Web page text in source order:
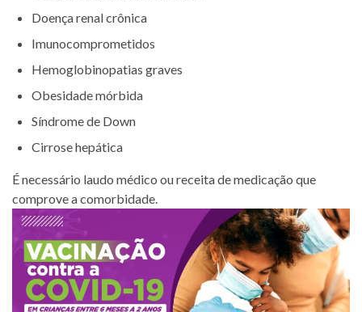
Doença renal crônica
Imunocomprometidos
Hemoglobinopatias graves
Obesidade mórbida
Síndrome de Down
Cirrose hepática
É necessário laudo médico ou receita de medicação que
comprove a comorbidade.